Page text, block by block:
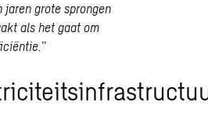
jaren grote sprongen
als het gaat om